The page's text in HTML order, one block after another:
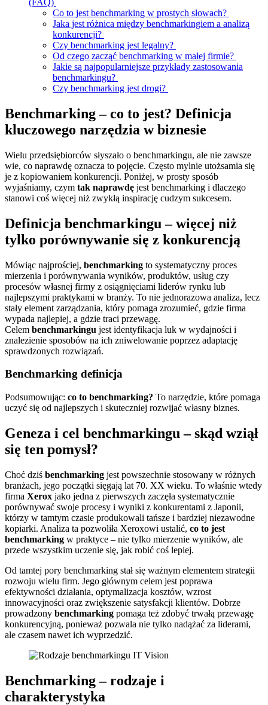
(FAQ)
Co to jest benchmarking w prostych słowach?
Jaka jest różnica między benchmarkingiem a analizą
konkurencji?
Czy benchmarking jest legalny?
Od czego zacząć benchmarking w małej firmie?
Jakie są najpopularniejsze przykłady zastosowania
benchmarkingu?
Czy benchmarking jest drogi?
Benchmarking – co to jest? Definicja
kluczowego narzędzia w biznesie
Wielu przedsiębiorców słyszało o benchmarkingu, ale nie zawsze
wie, co naprawdę oznacza to pojęcie. Często mylnie utożsamia się
je z kopiowaniem konkurencji. Poniżej, w prosty sposób
wyjaśniamy, czym tak naprawdę jest benchmarking i dlaczego
stanowi coś więcej niż zwykłą inspirację cudzym sukcesem.
Definicja benchmarkingu – więcej niż
tylko porównywanie się z konkurencją
Mówiąc najprościej, benchmarking to systematyczny proces
mierzenia i porównywania wyników, produktów, usług czy
procesów własnej firmy z osiągnięciami liderów rynku lub
najlepszymi praktykami w branży. To nie jednorazowa analiza, lecz
stały element zarządzania, który pomaga zrozumieć, gdzie firma
wypada najlepiej, a gdzie traci przewagę.
Celem benchmarkingu jest identyfikacja luk w wydajności i
znalezienie sposobów na ich zniwelowanie poprzez adaptację
sprawdzonych rozwiązań.
Benchmarking definicja
Podsumowując: co to benchmarking? To narzędzie, które pomaga
uczyć się od najlepszych i skuteczniej rozwijać własny biznes.
Geneza i cel benchmarkingu – skąd wziął
się ten pomysł?
Choć dziś benchmarking jest powszechnie stosowany w różnych
branżach, jego początki sięgają lat 70. XX wieku. To właśnie wtedy
firma Xerox jako jedna z pierwszych zaczęła systematycznie
porównywać swoje procesy i wyniki z konkurentami z Japonii,
którzy w tamtym czasie produkowali tańsze i bardziej niezawodne
kopiarki. Analiza ta pozwoliła Xeroxowi ustalić, co to jest
benchmarking w praktyce – nie tylko mierzenie wyników, ale
przede wszystkim uczenie się, jak robić coś lepiej.
Od tamtej pory benchmarking stał się ważnym elementem strategii
rozwoju wielu firm. Jego głównym celem jest poprawa
efektywności działania, optymalizacja kosztów, wzrost
innowacyjności oraz zwiększenie satysfakcji klientów. Dobrze
prowadzony benchmarking pomaga też zdobyć trwałą przewagę
konkurencyjną, ponieważ pozwala nie tylko nadążać za liderami,
ale czasem nawet ich wyprzedzić.
Benchmarking – rodzaje i
charakterystyka